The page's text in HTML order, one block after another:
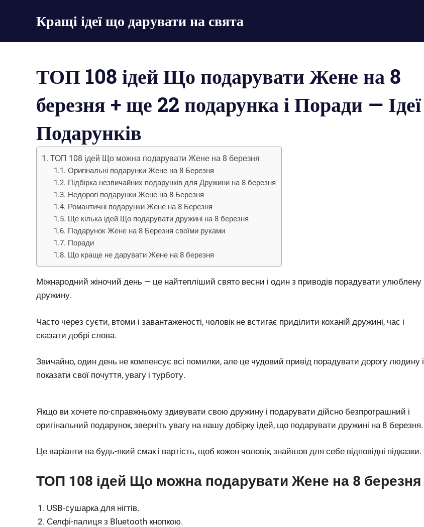
к
Кращі ідеї що дарувати на свята
ТОП 108 ідей Що подарувати Жене на 8
березня + ще 22 подарунка і Поради — Ідеї
Подарунків
ТОП 108 ідей Що можна подарувати Жене на 8 березня
Оригінальні подарунки Жене на 8 Березня
Підбірка незвичайних подарунків для Дружини на 8 березня
Недорогі подарунки Жене на 8 Березня
Романтичні подарунки Жене на 8 Березня
Ще кілька ідей Що подарувати дружині на 8 березня
Подарунок Жене на 8 Березня своїми руками
Поради
Що краще не дарувати Жене на 8 березня
Міжнародний жіночий день — це найтепліший свято весни і один з приводів порадувати улюблену
дружину.
Часто через суєти, втоми і завантаженості, чоловік не встигає приділити коханій дружині, час і
сказати добрі слова.
Звичайно, один день не компенсує всі помилки, але це чудовий привід порадувати дорогу людину і
показати свої почуття, увагу і турботу.
Якщо ви хочете по-справжньому здивувати свою дружину і подарувати дійсно безпрограшний і
оригінальний подарунок, зверніть увагу на нашу добірку ідей, що подарувати дружині на 8 березня.
Це варіанти на будь-який смак і вартість, щоб кожен чоловік, знайшов для себе відповідні підказки.
ТОП 108 ідей Що можна подарувати Жене на 8 березня
USB-сушарка для нігтів.
Селфі-палиця з Bluetooth кнопкою.